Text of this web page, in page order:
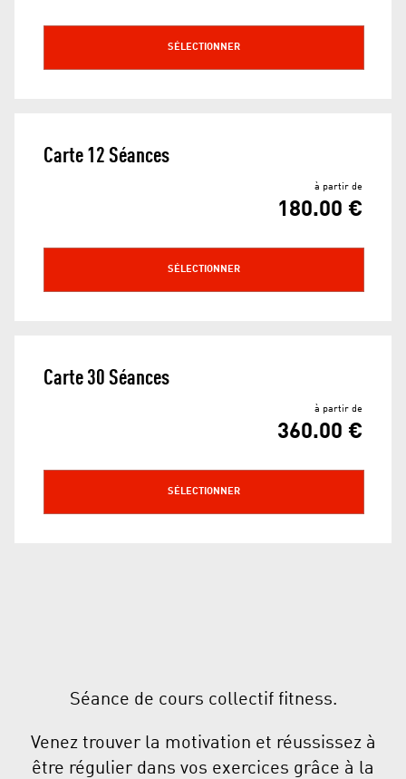
SÉLECTIONNER
Carte 12 Séances
à partir de
180.00 €
SÉLECTIONNER
Carte 30 Séances
à partir de
360.00 €
SÉLECTIONNER
Séance de cours collectif fitness.
Venez trouver la motivation et réussissez à
être régulier dans vos exercices grâce à la